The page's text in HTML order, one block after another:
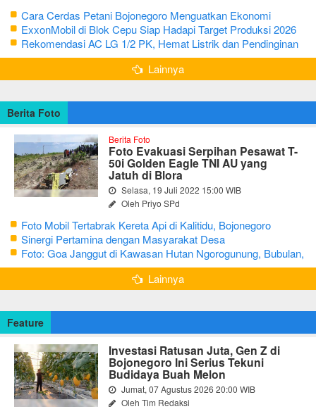
Cara Cerdas Petani Bojonegoro Menguatkan Ekonomi
Keluarga
ExxonMobil di Blok Cepu Siap Hadapi Target Produksi 2026
Rekomendasi AC LG 1/2 PK, Hemat Listrik dan Pendinginan
Maksimal
Lainnya
Berita Foto
Berita Foto
Foto Evakuasi Serpihan Pesawat T-
50i Golden Eagle TNI AU yang
Jatuh di Blora
Selasa, 19 Juli 2022 15:00 WIB
Oleh Priyo SPd
Foto Mobil Tertabrak Kereta Api di Kalitidu, Bojonegoro
Sinergi Pertamina dengan Masyarakat Desa
Foto: Goa Janggut di Kawasan Hutan Ngorogunung, Bubulan,
Bojonegoro
Lainnya
Feature
Investasi Ratusan Juta, Gen Z di
Bojonegoro Ini Serius Tekuni
Budidaya Buah Melon
Jumat, 07 Agustus 2026 20:00 WIB
Oleh Tim Redaksi